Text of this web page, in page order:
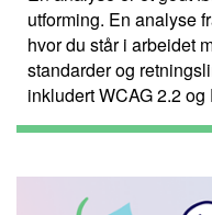
utforming. En analyse
hvor du står i arbeidet
standarder og
inkludert WCAG 2.2 og